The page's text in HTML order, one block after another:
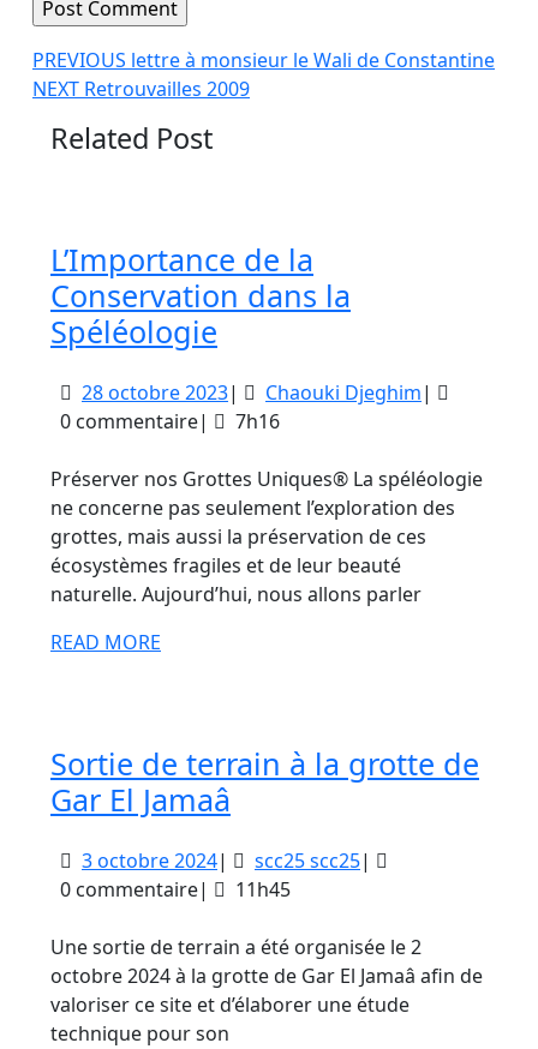
Navigation
de
l’article
PREVIOUS Article
précédent
lettre à monsieur le Wali de Constantine
NEXT Article
:
Retrouvailles 2009
Related Post
L’Importance de la
Conservation dans la
Spéléologie
la
Conservation
dans
la
Spéléologie
28 octobre 202328
octobre
| Chaouki DjeghimChaouki
|
0 commentaire| 7h16
Préserver nos Grottes Uniques® La spéléologie
ne concerne pas seulement l’exploration des
grottes, mais aussi la préservation de ces
écosystèmes fragiles et de leur beauté
naturelle. Aujourd’hui, nous allons parler
READ MORE
Sortie de terrain à la grotte de
Gar El Jamaâ
terrain
à
la
grotte
de
3 octobre 20243
octobre
| scc25 scc25scc25
|
0 commentaire| 11h45
Une sortie de terrain a été organisée le 2
octobre 2024 à la grotte de Gar El Jamaâ afin de
valoriser ce site et d’élaborer une étude
technique pour son